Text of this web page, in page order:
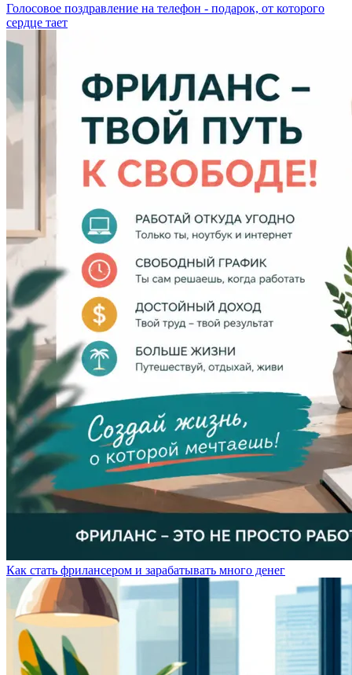
Голосовое поздравление на телефон - подарок, от которого
сердце тает
Как стать фрилансером и зарабатывать много денег